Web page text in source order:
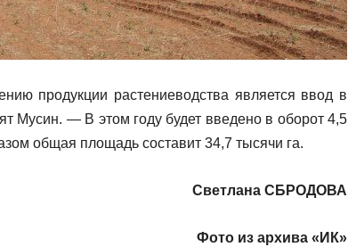
продукции растениеводства является ввод в
Мусин. — В этом году будет введено в оборот 4,5
общая площадь составит 34,7 тысячи га.
Светлана СБРОДОВА
Фото из архива «ИК»